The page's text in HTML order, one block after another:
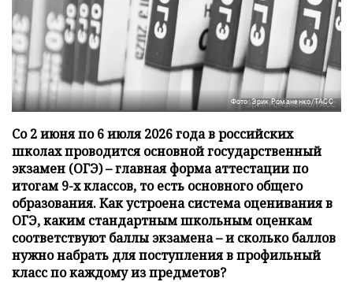
Фото: Эрик Романенко/ТАСС
Cо 2 июня по 6 июля 2026 года в российских
школах проводится основной государственный
экзамен (ОГЭ) – главная форма аттестации по
итогам 9-х классов, то есть основного общего
образования. Как устроена система оценивания в
ОГЭ, каким стандартным школьным оценкам
соответствуют баллы экзамена – и сколько баллов
нужно набрать для поступления в профильный
класс по каждому из предметов?